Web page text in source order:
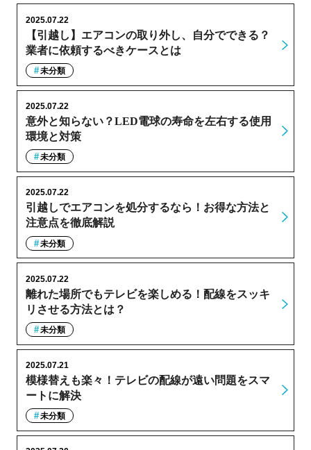
【引越し】エアコンの取り外し、自分でできる？
業者に依頼するべきケースとは
2025.07.22
未分類
意外と知らない？LED電球の寿命を左右する使用
環境と対策
2025.07.22
未分類
引越しでエアコンを処分するなら！お得な方法と
注意点を徹底解説
2025.07.22
未分類
離れた場所でもテレビを楽しめる！配線をスッキ
リさせる方法とは？
2025.07.22
未分類
模様替えも楽々！テレビの配線が遠い問題をスマ
ートに解決
2025.07.21
未分類